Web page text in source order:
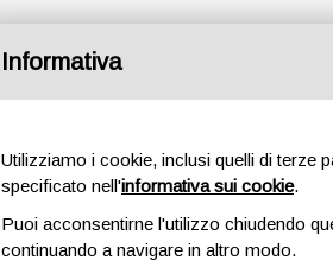
Informativa
Utilizziamo i cookie, inclusi quelli di terze
specificato nell'informativa sui cookie.
Puoi acconsentirne l'utilizzo chiudendo
continuando a navigare in altro modo.